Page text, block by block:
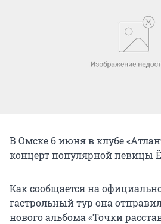
В Омске 6 июня в клубе
концерт популярной певицы
Как сообщается на
гастрольный тур она
нового альбома «Точки